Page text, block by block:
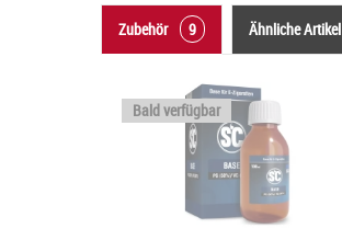
Zubehör 9 Ähnliche Artikel
Bald verfügbar